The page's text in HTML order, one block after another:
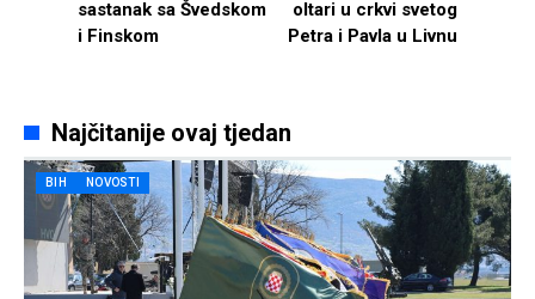
sastanak sa Švedskom
i Finskom
oltari u crkvi svetog
Petra i Pavla u Livnu
Najčitanije ovaj tjedan
BIH NOVOSTI